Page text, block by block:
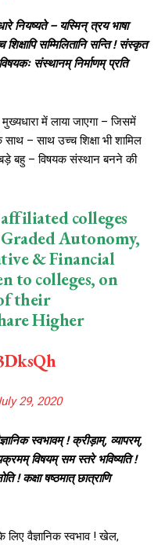
नियष्यते – यस्मिन् त्रय भाषा
सम्मिलितानि सन्ति ! संस्कृत
संस्थानम् निर्माणम् प्रति
में लाया जाएगा – जिसमें
– साथ उच्च शिक्षा भी शामिल
बड़े बहु – विषयक संस्थान बनने की
colleges
Autonomy,
& Financial
to colleges, on
their
Higher
29, 2020
स्वभावम् ! क्रीड़ाम्, व्यापरम्,
विषयम् सम स्तरे भविष्यति !
! कक्षा षष्ठमात् छात्राणि
लिए वैज्ञानिक स्वभाव ! खेल,